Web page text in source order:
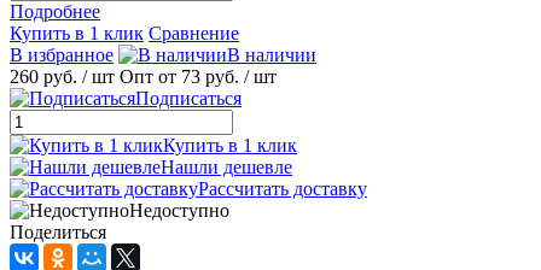
Подробнее
Купить в 1 клик Сравнение
В избранное
В наличии
260 руб. / шт Опт от 73 руб. / шт
Подписаться
Купить в 1 клик
Нашли дешевле
Рассчитать доставку
Недоступно
Поделиться